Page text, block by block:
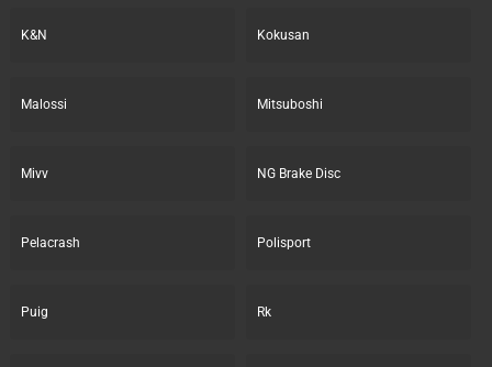
K&N Kokusan
Malossi Mitsuboshi
Mivv NG Brake Disc
Pelacrash Polisport
Puig Rk